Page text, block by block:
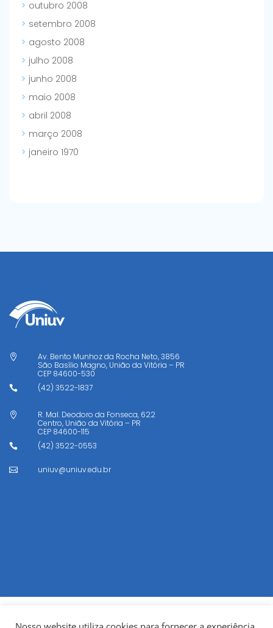
outubro 2008
setembro 2008
agosto 2008
julho 2008
junho 2008
maio 2008
abril 2008
março 2008
janeiro 1970

Av. Bento Munhoz da Rocha Neto, 3856
São Basílio Magno, União da Vitória – PR
CEP 84600-530
 (42) 3522-1837

R. Mal. Deodoro da Fonseca, 622
Centro, União da Vitória – PR
CEP 84600-115
 (42) 3522-0553
 uniuv@uniuv.edu.br